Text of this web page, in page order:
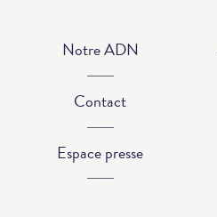
Notre ADN
Contact
Espace presse